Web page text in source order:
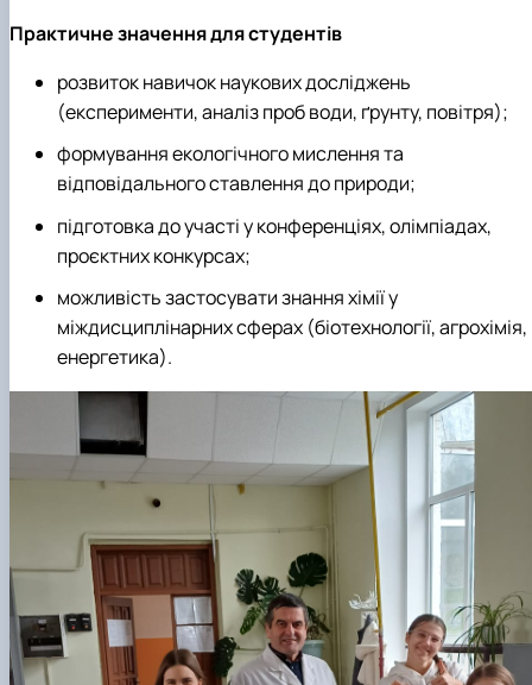
Практичне значення для студентів
розвиток навичок наукових досліджень
(експерименти, аналіз проб води, ґрунту, повітря);
формування екологічного мислення та
відповідального ставлення до природи;
підготовка до участі у конференціях, олімпіадах,
проєктних конкурсах;
можливість застосувати знання хімії у
міждисциплінарних сферах (біотехнології, агрохімія,
енергетика).